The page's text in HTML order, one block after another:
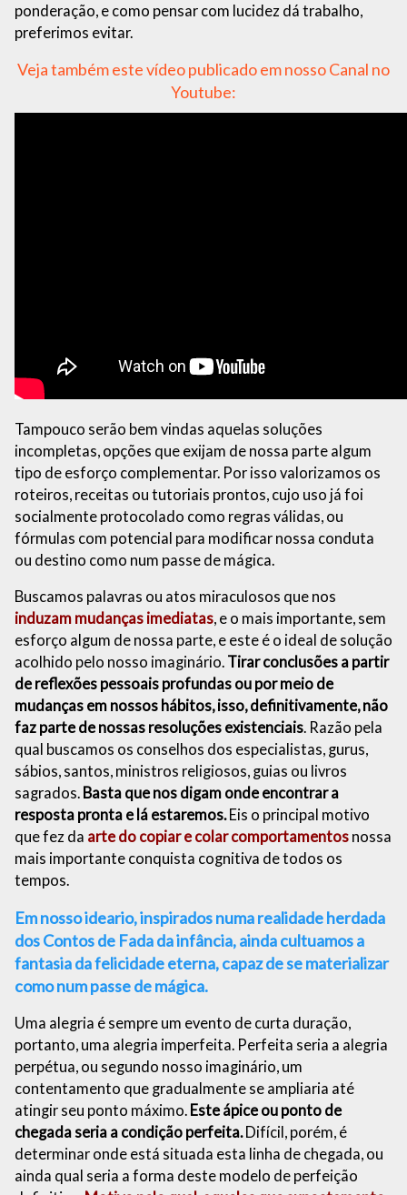
ponderação, e como pensar com lucidez dá trabalho,
preferimos evitar.
Veja também este vídeo publicado em nosso Canal no
Youtube:
Tampouco serão bem vindas aquelas soluções
incompletas, opções que exijam de nossa parte algum
tipo de esforço complementar. Por isso valorizamos os
roteiros, receitas ou tutoriais prontos, cujo uso já foi
socialmente protocolado como regras válidas, ou
fórmulas com potencial para modificar nossa conduta
ou destino como num passe de mágica.
Buscamos palavras ou atos miraculosos que nos
induzam mudanças imediatas, e o mais importante, sem
esforço algum de nossa parte, e este é o ideal de solução
acolhido pelo nosso imaginário. Tirar conclusões a partir
de reflexões pessoais profundas ou por meio de
mudanças em nossos hábitos, isso, definitivamente, não
faz parte de nossas resoluções existenciais. Razão pela
qual buscamos os conselhos dos especialistas, gurus,
sábios, santos, ministros religiosos, guias ou livros
sagrados. Basta que nos digam onde encontrar a
resposta pronta e lá estaremos.Eis o principal motivo
que fez da arte do copiar e colar comportamentos nossa
mais importante conquista cognitiva de todos os
tempos.
Em nosso ideario, inspirados numa realidade herdada
dos Contos de Fada da infância, ainda cultuamos a
fantasia da felicidade eterna, capaz de se materializar
como num passe de mágica.
Uma alegria é sempre um evento de curta duração,
portanto, uma alegria imperfeita. Perfeita seria a alegria
perpétua, ou segundo nosso imaginário, um
contentamento que gradualmente se ampliaria até
atingir seu ponto máximo. Este ápice ou ponto de
chegada seria a condição perfeita.Difícil, porém, é
determinar onde está situada esta linha de chegada, ou
ainda qual seria a forma deste modelo de perfeição